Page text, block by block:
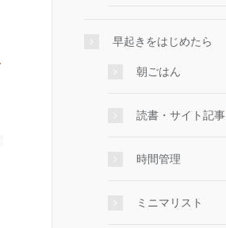
早起きをはじめたら
朝ごはん
読書・サイト記事
時間管理
ミニマリスト